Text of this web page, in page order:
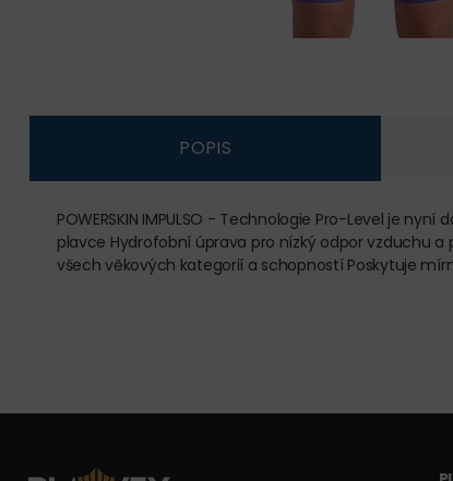
POPIS
POWERSKIN IMPULSO - Technologie Pro-Level je
plavce Hydrofobní úprava pro nízký odpor vzduchu
všech věkových kategorií a schopností Poskytuje